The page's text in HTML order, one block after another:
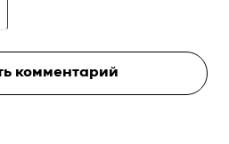
комментарий